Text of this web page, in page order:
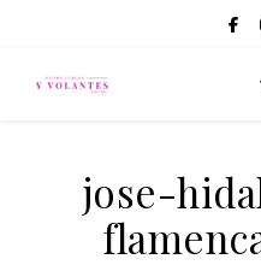
jose-